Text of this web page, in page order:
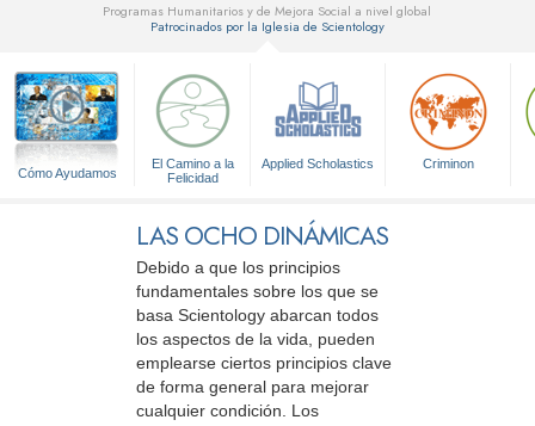
Programas Humanitarios y de Mejora Social a nivel global
Patrocinados por la Iglesia de Scientology
Cómo Ayudamos
El Camino a la
Felicidad
Applied Scholastics Criminon
LAS OCHO DINÁMICAS
Debido a que los principios
fundamentales sobre los que se
basa Scientology abarcan todos
los aspectos de la vida, pueden
emplearse ciertos principios clave
de forma general para mejorar
cualquier condición. Los